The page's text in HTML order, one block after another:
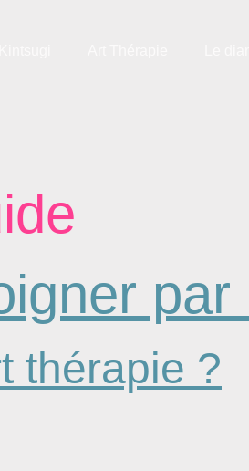
thérapie ?